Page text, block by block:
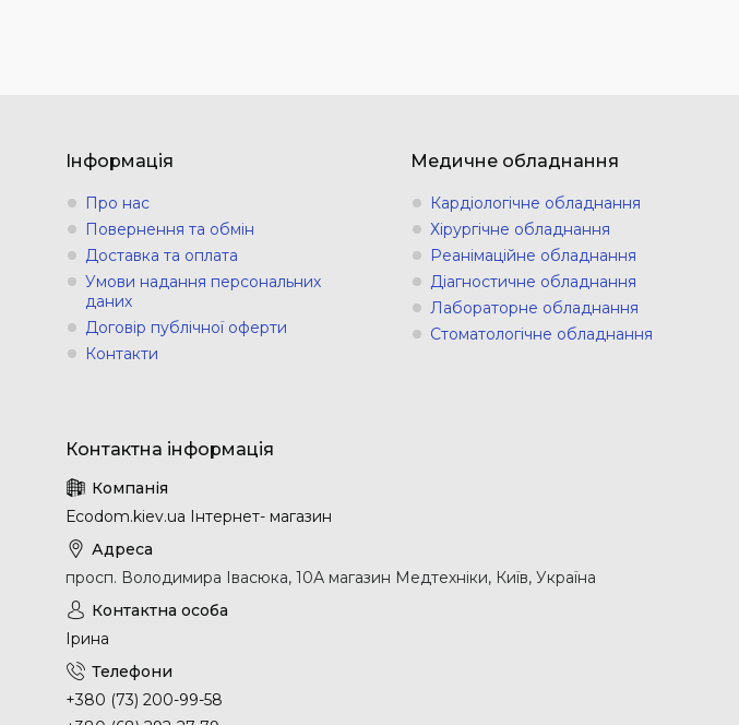
Інформація
Про нас
Повернення та обмін
Доставка та оплата
Умови надання персональних
даних
Договір публічної оферти
Контакти
Медичне обладнання
Кардіологічне обладнання
Хірургічне обладнання
Реанімаційне обладнання
Діагностичне обладнання
Лабораторне обладнання
Стоматологічне обладнання
Еcodom.kiev.ua Інтернет- магазин
просп. Володимира Івасюка, 10А магазин Медтехніки, Київ, Україна
Ірина
+380 (73) 200-99-58